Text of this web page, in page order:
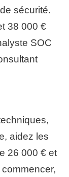
sécurité.
38 000 €
SOC
aidez les
26 000 € et